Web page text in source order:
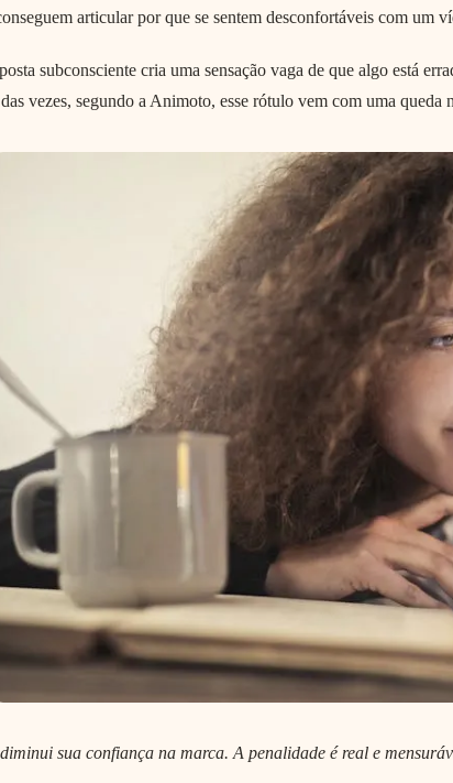
articular por que se sentem desconfortáveis com um
subconsciente cria uma sensação vaga de que algo está
vezes, segundo a Animoto, esse rótulo vem com uma queda
sua confiança na marca. A penalidade é real e